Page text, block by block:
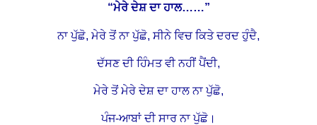
“ਮੇਰੇ ਦੇਸ਼ ਦਾ ਹਾਲ……”
ਨਾ ਪੁੱਛੋ, ਮੇਰੇ ਤੋਂ ਨਾ ਪੁੱਛੋ, ਸੀਨੇ ਵਿਚ ਕਿਤੇ ਦਰਦ ਹੁੰਦੈ,
ਦੱਸਣ ਦੀ ਹਿੰਮਤ ਵੀ ਨਹੀਂ ਪੈਂਦੀ,
ਮੇਰੇ ਤੋਂ ਮੇਰੇ ਦੇਸ਼ ਦਾ ਹਾਲ ਨਾ ਪੁੱਛੋ,
ਪੰਜ-ਆਬਾਂ ਦੀ ਸਾਰ ਨਾ ਪੁੱਛੋ।